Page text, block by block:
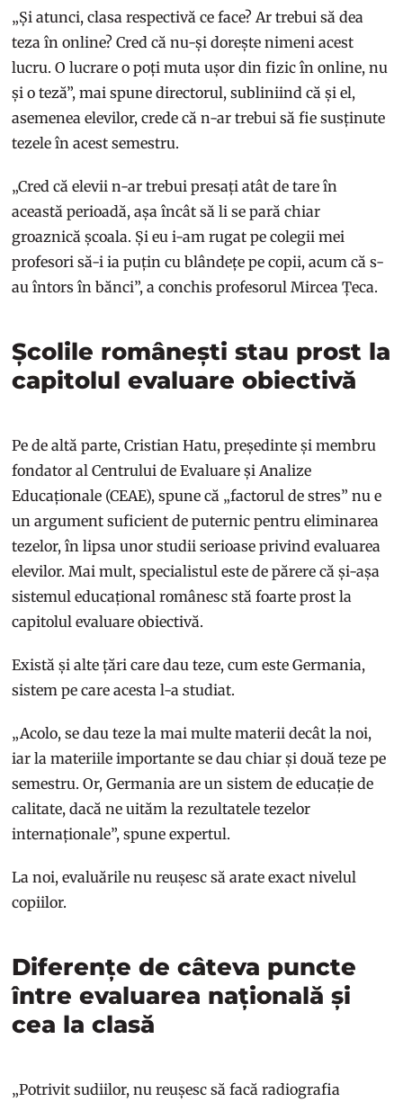
„Și atunci, clasa respectivă ce face? Ar trebui să dea
teza în online? Cred că nu-și dorește nimeni acest
lucru. O lucrare o poți muta ușor din fizic în online, nu
și o teză”, mai spune directorul, subliniind că și el,
asemenea elevilor, crede că n-ar trebui să fie susținute
tezele în acest semestru.
„Cred că elevii n-ar trebui presați atât de tare în
această perioadă, așa încât să li se pară chiar
groaznică școala. Și eu i-am rugat pe colegii mei
profesori să-i ia puțin cu blândețe pe copii, acum că s-
au întors în bănci”, a conchis profesorul Mircea Țeca.
Școlile românești stau prost la
capitolul evaluare obiectivă
Pe de altă parte, Cristian Hatu, președinte și membru
fondator al Centrului de Evaluare și Analize
Educaționale (CEAE), spune că „factorul de stres” nu e
un argument suficient de puternic pentru eliminarea
tezelor, în lipsa unor studii serioase privind evaluarea
elevilor. Mai mult, specialistul este de părere că și-așa
sistemul educațional românesc stă foarte prost la
capitolul evaluare obiectivă.
Există și alte țări care dau teze, cum este Germania,
sistem pe care acesta l-a studiat.
„Acolo, se dau teze la mai multe materii decât la noi,
iar la materiile importante se dau chiar și două teze pe
semestru. Or, Germania are un sistem de educație de
calitate, dacă ne uităm la rezultatele tezelor
internaționale”, spune expertul.
La noi, evaluările nu reușesc să arate exact nivelul
copiilor.
Diferențe de câteva puncte
între evaluarea națională și
cea la clasă
„Potrivit sudiilor, nu reușesc să facă radiografia